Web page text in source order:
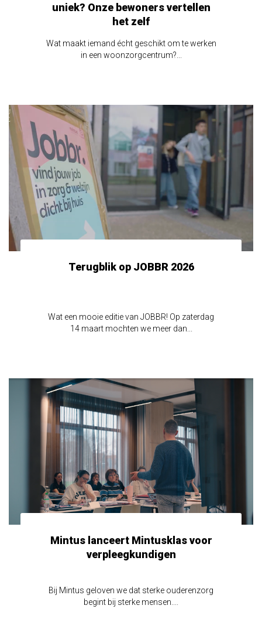
uniek? Onze bewoners vertellen
het zelf
Wat maakt iemand écht geschikt om te werken
in een woonzorgcentrum?...
Terugblik op JOBBR 2026
Wat een mooie editie van JOBBR! Op zaterdag
14 maart mochten we meer dan...
Mintus lanceert Mintusklas voor
verpleegkundigen
Bij Mintus geloven we dat sterke ouderenzorg
begint bij sterke mensen....